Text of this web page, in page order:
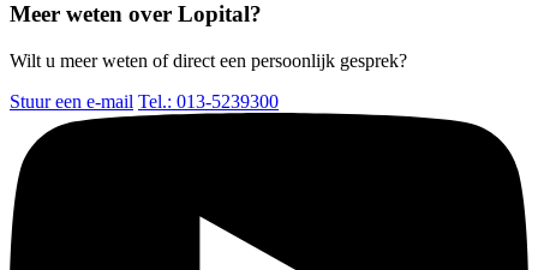
Meer weten over Lopital?
Wilt u meer weten of direct een persoonlijk gesprek?
Stuur een e-mail Tel.: 013-5239300